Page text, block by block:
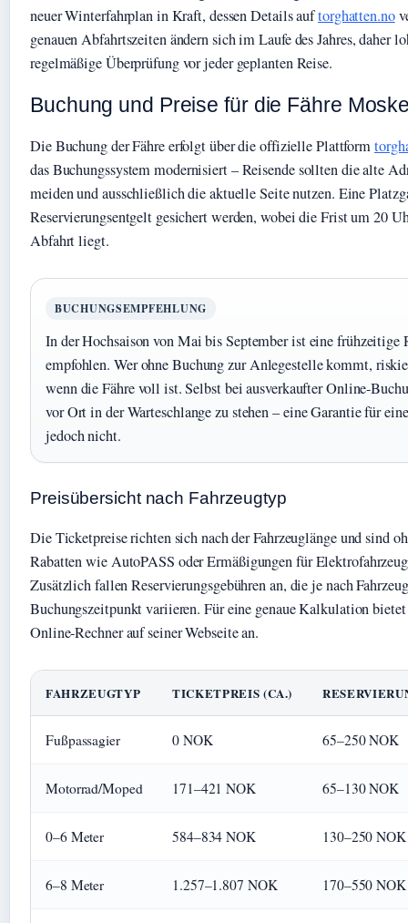
neuer Winterfahrplan in Kraft, dessen Details auftorghatten.no
genauen Abfahrtszeiten ändern sich im Laufe des Jahres, daher
regelmäßige Überprüfung vor jeder geplanten Reise.
Buchung und Preise für die Fähre
Die Buchung der Fähre erfolgt über die offizielle Plattform
das Buchungssystem modernisiert – Reisende sollten die alte
meiden und ausschließlich die aktuelle Seite nutzen. Eine
Reservierungsentgelt gesichert werden, wobei die Frist um 20
Abfahrt liegt.
BUCHUNGSEMPFEHLUNG
In der Hochsaison von Mai bis September ist eine frühzeitige
empfohlen. Wer ohne Buchung zur Anlegestelle kommt,
wenn die Fähre voll ist. Selbst bei ausverkaufter Online-
vor Ort in der Warteschlange zu stehen – eine Garantie für
jedoch nicht.
Preisübersicht nach Fahrzeugtyp
Die Ticketpreise richten sich nach der Fahrzeuglänge und sind
Rabatten wie AutoPASS oder Ermäßigungen für
Zusätzlich fallen Reservierungsgebühren an, die je nach
Buchungszeitpunkt variieren. Für eine genaue Kalkulation
Online-Rechner auf seiner Webseite an.
FAHRZEUGTYP TICKETPREIS (CA.)
Fußpassagier 0 NOK 65–250 NOK
Motorrad/Moped 171–421 NOK 65–130 NOK
0–6 Meter 584–834 NOK 130–250 NOK
6–8 Meter 1.257–1.807 NOK 170–550 NOK